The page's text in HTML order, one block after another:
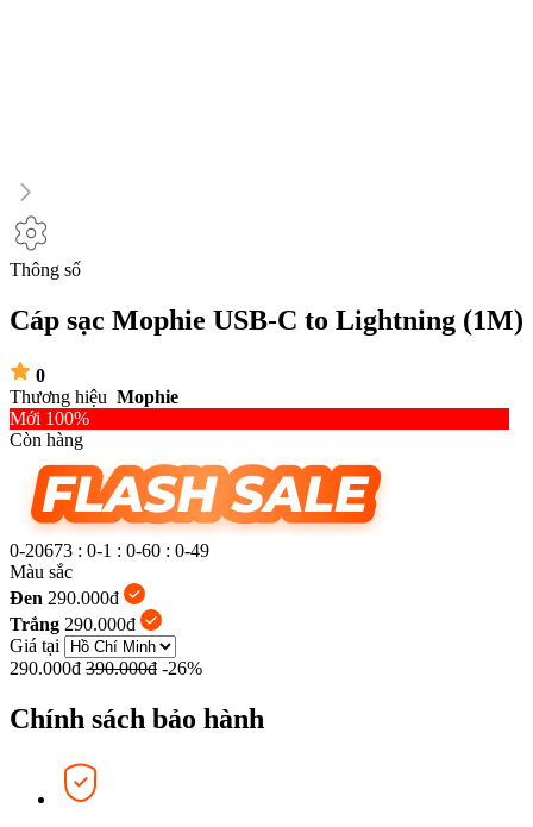
Thông số
Cáp sạc Mophie USB-C to Lightning (1M)
0
Thương hiệu Mophie
Mới 100%
Còn hàng
0-20673 : 0-1 : 0-60 : 0-50
Màu sắc
Đen 290.000đ
Trắng 290.000đ
Giá tại
290.000đ 390.000đ -26%
Chính sách bảo hành